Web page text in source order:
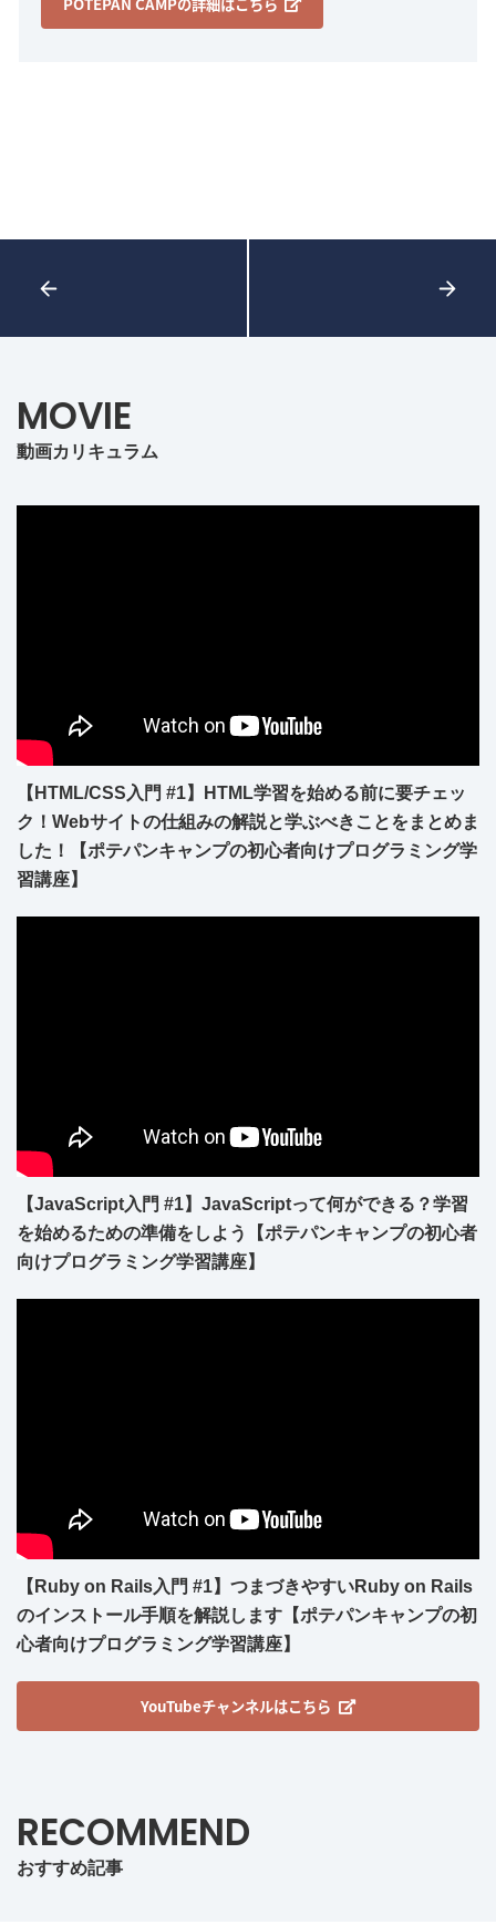
POTEPAN CAMPの詳細はこちら
MOVIE
動画カリキュラム
【HTML/CSS入門 #1】HTML学習を始める前に要チェッ
ク！Webサイトの仕組みの解説と学ぶべきことをまとめま
した！【ポテパンキャンプの初心者向けプログラミング学
習講座】
【JavaScript入門 #1】JavaScriptって何ができる？学習
を始めるための準備をしよう【ポテパンキャンプの初心者
向けプログラミング学習講座】
【Ruby on Rails入門 #1】つまづきやすいRuby on Rails
のインストール手順を解説します【ポテパンキャンプの初
心者向けプログラミング学習講座】
YouTubeチャンネルはこちら
RECOMMEND
おすすめ記事